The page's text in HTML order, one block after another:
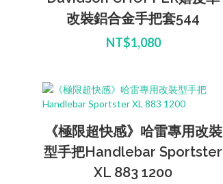
改裝鋁合金手把套544
NT$1,080
《極限超快感》哈雷專用改裝
型手把Handlebar Sportster
XL 883 1200